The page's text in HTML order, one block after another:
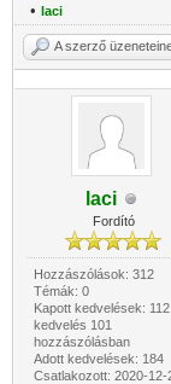
• laci
A szerző
laci
Fordító
Hozzászólások: 312
Témák: 0
Kapott kedvelések: 112
kedvelés 101
hozzászólásban
Adott kedvelések: 184
Csatlakozott: 2020-12-